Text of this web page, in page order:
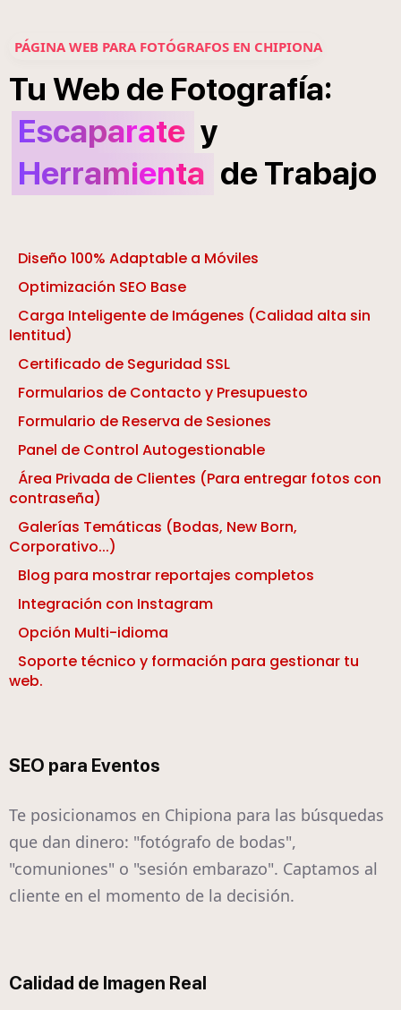
PÁGINA WEB PARA FOTÓGRAFOS EN CHIPIONA
Tu Web de Fotografía:
Escaparate y
Herramienta deTrabajo
Diseño 100% Adaptable a Móviles
Optimización SEO Base
Carga Inteligente de Imágenes (Calidad alta sin
lentitud)
Certificado de Seguridad SSL
Formularios de Contacto y Presupuesto
Formulario de Reserva de Sesiones
Panel de Control Autogestionable
Área Privada de Clientes (Para entregar fotos con
contraseña)
Galerías Temáticas (Bodas, New Born,
Corporativo...)
Blog para mostrar reportajes completos
Integración con Instagram
Opción Multi-idioma
Soporte técnico y formación para gestionar tu
web.
SEO para Eventos
Te posicionamos en Chipiona para las búsquedas
que dan dinero: "fotógrafo de bodas",
"comuniones" o "sesión embarazo". Captamos al
cliente en el momento de la decisión.
Calidad de Imagen Real